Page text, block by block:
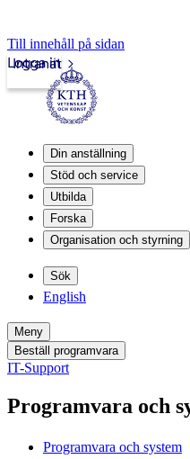
Till innehåll på sidan
Intranät
Logga in
Din anställning
Stöd och service
Utbilda
Forska
Organisation och styrning
Sök
English
Meny
Beställ programvara
IT-Support
Programvara och
Programvara och system